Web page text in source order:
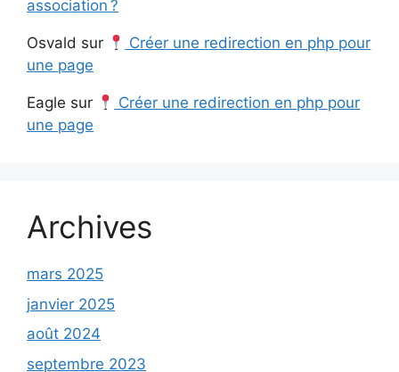
association ?
Osvald sur
Créer une redirection en php pour
une page
Eagle sur
Créer une redirection en php pour
une page
Archives
mars 2025
janvier 2025
août 2024
septembre 2023